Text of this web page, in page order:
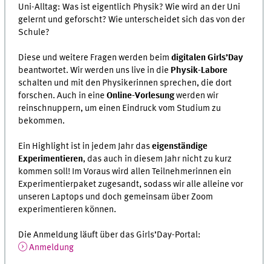
Uni-Alltag: Was ist eigentlich Physik? Wie wird an der Uni
gelernt und geforscht? Wie unterscheidet sich das von der
Schule?
Diese und weitere Fragen werden beimdigitalen Girls’Day
beantwortet. Wir werden uns live in die Physik-Labore
schalten und mit den Physikerinnen sprechen, die dort
forschen. Auch in eineOnline-Vorlesungwerden wir
reinschnuppern, um einen Eindruck vom Studium zu
bekommen.
Ein Highlight ist in jedem Jahr daseigenständige
Experimentieren, das auch in diesem Jahr nicht zu kurz
kommen soll! Im Voraus wird allen Teilnehmerinnen ein
Experimentierpaket zugesandt, sodass wir alle alleine vor
unseren Laptops und doch gemeinsam über Zoom
experimentieren können.
Die Anmeldung läuft über das Girls’Day-Portal:
Anmeldung